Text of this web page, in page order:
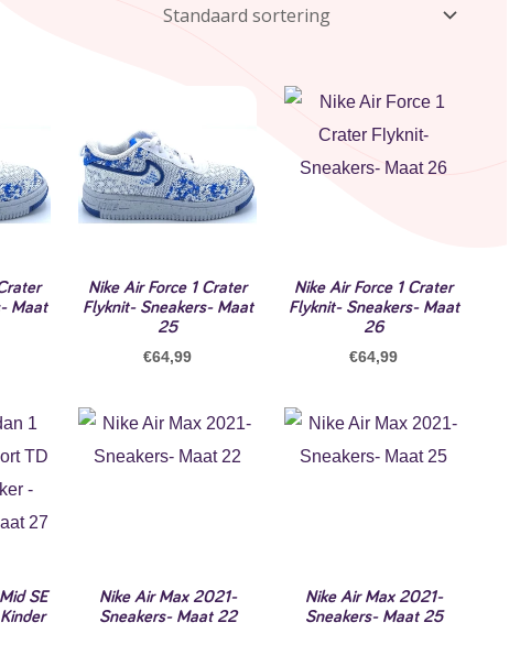
Maat
Nike Air Force 1 Crater
Flyknit- Sneakers- Maat
25
€64,99
Nike Air Force 1 Crater
Flyknit- Sneakers- Maat
26
€64,99
SE
Nike Air Max 2021-
Sneakers- Maat 22
Nike Air Max 2021-
Sneakers- Maat 25